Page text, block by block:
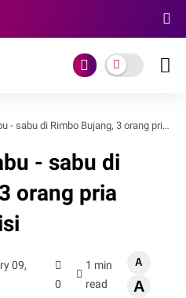
di Rimbo Bujang, 3 orang pria Diamankan Polisi
- sabu di
orang pria
09,
0
1 min
read
A
A